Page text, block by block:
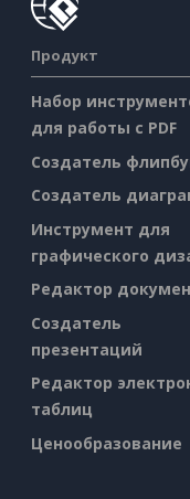
Продукт
Набор
для работы с PDF
Создатель
Создатель
Инструмент для
графического
Редактор
Создатель
презентаций
Редактор
таблиц
Ценообразование